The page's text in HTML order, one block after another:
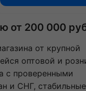
от 200 000
от крупной
оптовой и
с проверенными
и СНГ,